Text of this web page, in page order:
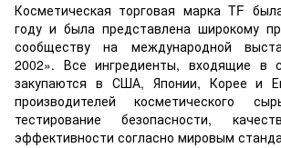
Косметическая торговая марка TF
году и была представлена широкому
сообществу на международной
2002». Все ингредиенты, входящие в
закупаются в США, Японии, Корее и
производителей косметического
тестирование безопасности,
эффективности согласно мировым